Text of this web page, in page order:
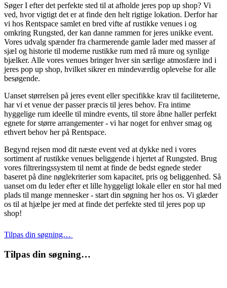
Søger I efter det perfekte sted til at afholde jeres pop up shop? Vi
ved, hvor vigtigt det er at finde den helt rigtige lokation. Derfor har
vi hos Rentspace samlet en bred vifte af rustikke venues i og
omkring Rungsted, der kan danne rammen for jeres unikke event.
Vores udvalg spænder fra charmerende gamle lader med masser af
sjæl og historie til moderne rustikke rum med rå mure og synlige
bjælker. Alle vores venues bringer hver sin særlige atmosfære ind i
jeres pop up shop, hvilket sikrer en mindeværdig oplevelse for alle
besøgende.
Uanset størrelsen på jeres event eller specifikke krav til faciliteterne,
har vi et venue der passer præcis til jeres behov. Fra intime
hyggelige rum ideelle til mindre events, til store åbne haller perfekt
egnete for større arrangementer - vi har noget for enhver smag og
ethvert behov her på Rentspace.
Begynd rejsen mod dit næste event ved at dykke ned i vores
sortiment af rustikke venues beliggende i hjertet af Rungsted. Brug
vores filtreringssystem til nemt at finde de bedst egnede steder
baseret på dine nøglekriterier som kapacitet, pris og beliggenhed. Så
uanset om du leder efter et lille hyggeligt lokale eller en stor hal med
plads til mange mennesker - start din søgning her hos os. Vi glæder
os til at hjælpe jer med at finde det perfekte sted til jeres pop up
shop!
Tilpas din søgning…
Tilpas din søgning…